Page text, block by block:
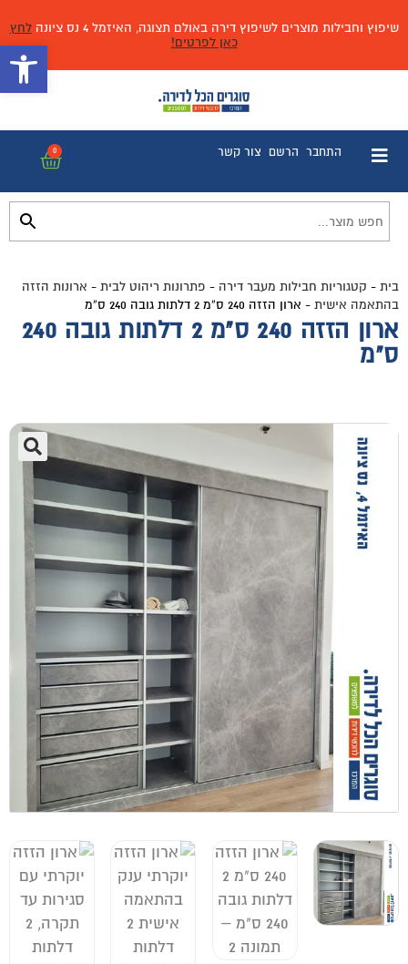
שיפוץ וחבילות מוצרים לשיפוץ דירה באולם תצוגה, האיזמל 4 נס ציונה
לחץ
כאן לפרטים!
התחבר הרשם צור קשר 0
בית - קטגוריות חבילות מעבר דירה - פתרונות ריהוט לבית - ארונות הזזה
בהתאמה אישית - ארון הזזה 240 ס”מ 2 דלתות גובה 240 ס”מ
ארון הזזה 240 ס"מ 2 דלתות גובה 240
ס"מ